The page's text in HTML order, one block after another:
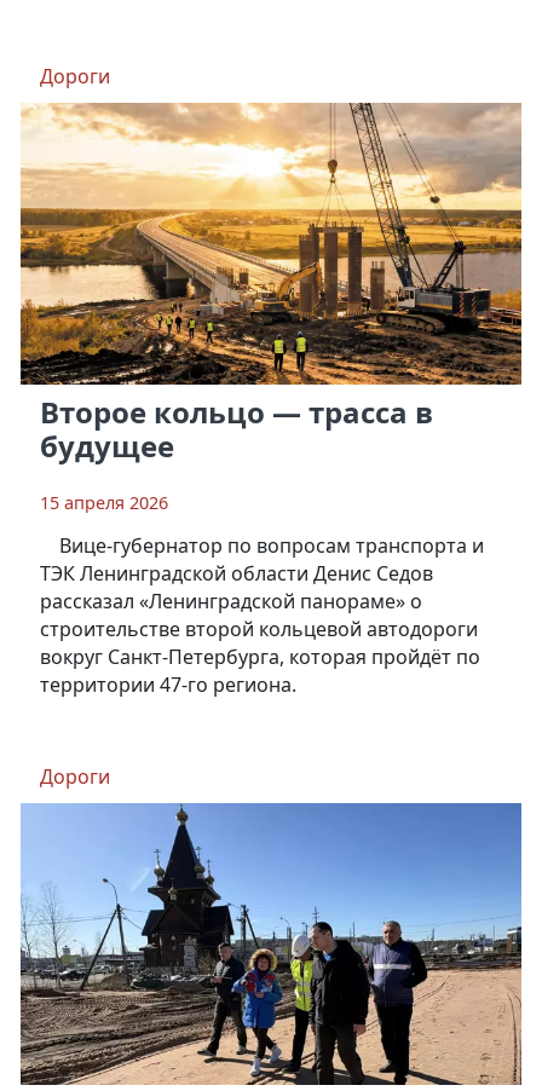
Дороги
Второе кольцо — трасса в
будущее
15 апреля 2026
Вице-губернатор по вопросам транспорта и
ТЭК Ленинградской области Денис Седов
рассказал «Ленинградской панораме» о
строительстве второй кольцевой автодороги
вокруг Санкт-Петербурга, которая пройдёт по
территории 47-го региона.
Дороги